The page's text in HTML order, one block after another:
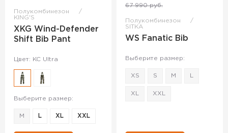
Полукомбинезон
KING'S
XKG Wind-Defender
Shift Bib Pant
Цвет: KC Ultra
Выберите размер:
M L XL XXL
67 990 руб.
Полукомбинезон
SITKA
WS Fanatic Bib
Выберите размер:
XS S M
XL XXL